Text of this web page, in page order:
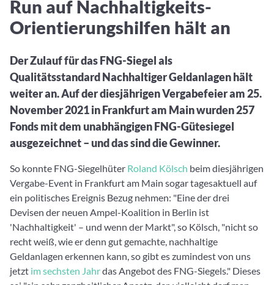
Fondswissen
Alles, was Sie zu Fonds und ETFs wissen müssen – so
Peergroups
2. Fonds auswählen
Fondsvergleich
Übersichtlich bis zu 10 Fonds aus über 35.000 Produkten
Watchlist
Hier sind Ihre gemerkten Produkte und aktiven Preis-/
Alarme
3. Investieren
Portfolios
Eigene Portfolios und jene, denen Sie folgen
Finanzdienstleister
Informationen und Beiträge unserer Partner-
Community-Partner
Informationen und Beiträge unserer Community-Partner
Webinar verpasst? Hier gibt es Aufnahmen unserer Online-
Veranstaltungen.
Run auf Nachhaltigkeits-
Orientierungshilfen hält an
Der Zulauf für das FNG-Siegel als
Qualitätsstandard Nachhaltiger Geldanlagen hält
weiter an. Auf der diesjährigen Vergabefeier am 25.
November 2021 in Frankfurt am Main wurden 257
Fonds mit dem unabhängigen FNG-Gütesiegel
ausgezeichnet – und das sind die Gewinner.
So konnte FNG-Siegelhüter Roland Kölsch beim diesjährigen
Vergabe-Event in Frankfurt am Main sogar tagesaktuell auf
ein politisches Ereignis Bezug nehmen: "Eine der drei
Devisen der neuen Ampel-Koalition in Berlin ist
'Nachhaltigkeit' – und wenn der Markt", so Kölsch, "nicht so
recht weiß, wie er denn gut gemachte, nachhaltige
Geldanlagen erkennen kann, so gibt es zumindest von uns
jetzt im sechsten Jahrdas Angebot des FNG-Siegels." Dieses